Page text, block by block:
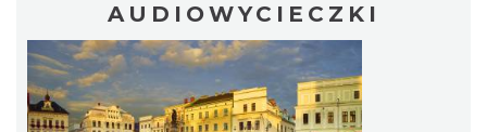
Patroni cieszyńskich ulic - wystawa
Cieszyn
2026-07-03
0.34 km
AUDIOWYCIECZKI